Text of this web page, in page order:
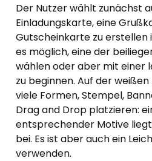
Der Nutzer wählt zunächst
Einladungskarte, eine
Gutscheinkarte zu erstellen
es möglich, eine der
wählen oder aber mit einer
zu beginnen. Auf der
viele Formen, Stempel,
Drag and Drop platzieren:
entsprechender Motive
bei. Es ist aber auch ein
verwenden.